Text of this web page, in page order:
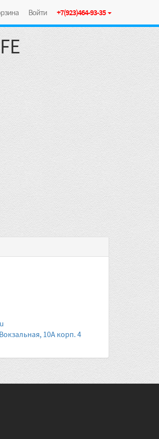
Войти +7(923)464-93-35
10А корп. 4